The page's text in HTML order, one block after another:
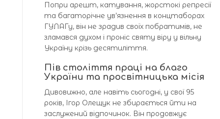
Попри арешт, катування, жорстокі репресії
та багаторічне ув’язнення в концтаборах
ГУЛАГу, він не зрадив своїх побратимів, не
зламався духом і проніс святу віру у вільну
Україну крізь десятиліття.
Пів століття праці на благо
України та просвітницька місія
Дивовижно, але навіть сьогодні, у свої 95
років, Ігор Олещук не збирається йти на
заслужений відпочинок. Він продовжує